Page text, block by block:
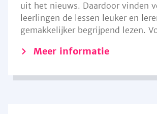
uit het nieuws. Daardoor vinden
leerlingen de lessen leuker en
gemakkelijker begrijpend lezen.
Meer informatie